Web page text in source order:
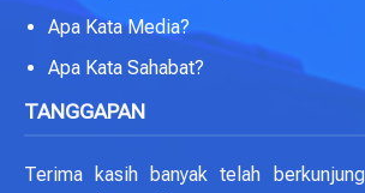
Apa Kata Media?
Apa Kata Sahabat?
TANGGAPAN
Terima kasih banyak telah